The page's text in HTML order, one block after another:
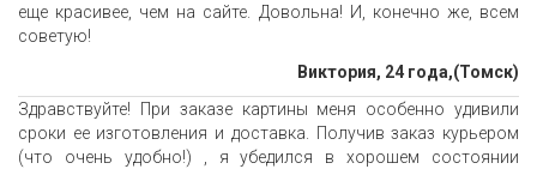
еще красивее, чем на сайте. Довольна! И, конечно же, всем
советую!
Виктория, 24 года,(Томск)
Здравствуйте! При заказе картины меня особенно удивили
сроки ее изготовления и доставка. Получив заказ курьером
(что очень удобно!) , я убедился в хорошем состоянии